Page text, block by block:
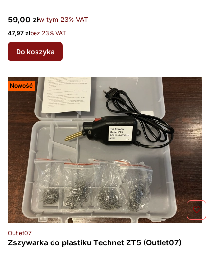
Cena brutto
59,00 złw tym %s VAT
w tym 23% VAT
Cena netto
47,97 złbez 23% VAT
Do koszyka
Nowość
Kod produktu
Outlet07
Zszywarka do plastiku Technet ZT5 (Outlet07)